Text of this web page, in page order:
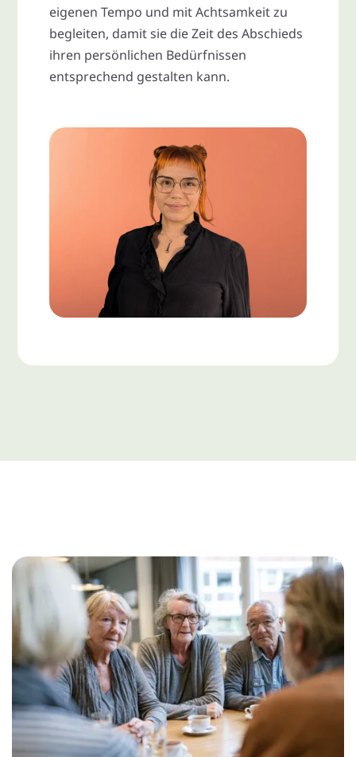
eigenen Tempo und mit Achtsamkeit zu
begleiten, damit sie die Zeit des Abschieds
ihren persönlichen Bedürfnissen
entsprechend gestalten kann.